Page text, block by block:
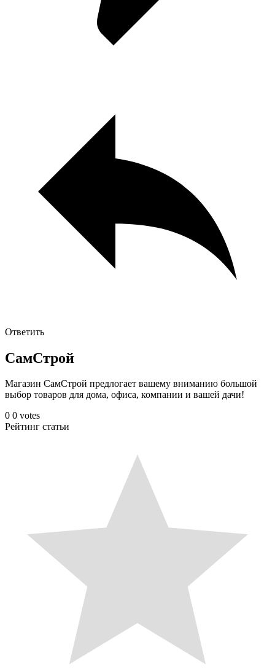
Ответить
СамСтрой
Магазин СамСтрой предлогает вашему вниманию большой
выбор товаров для дома, офиса, компании и вашей дачи!
0 0 votes
Рейтинг статьи